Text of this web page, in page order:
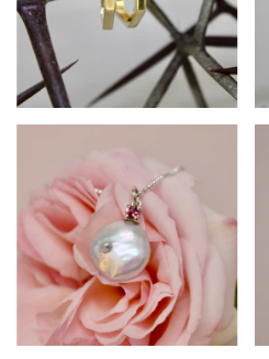
$153.300
$214.620